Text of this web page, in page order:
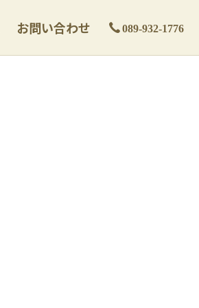
お問い合わせ 089-932-1776